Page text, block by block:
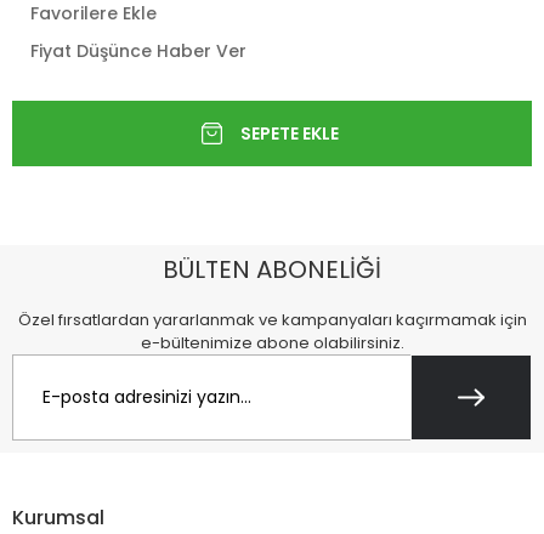
Favorilere Ekle
Fiyat Düşünce Haber Ver
BÜLTEN ABONELİĞİ
Özel fırsatlardan yararlanmak ve kampanyaları kaçırmamak için
e-bültenimize abone olabilirsiniz.
Kurumsal